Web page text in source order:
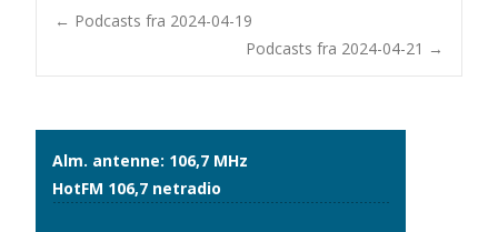
Post
← Podcasts fra 2024-04-19
Podcasts fra 2024-04-21 →
Alm. antenne: 106,7 MHz
HotFM 106,7 netradio